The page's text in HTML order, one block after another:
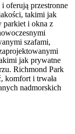
oferują przestronne
takimi jak
parkiet i okna z
szafami,
jak prywatne
Richmond Park
komfort i trwała
nadmorskich